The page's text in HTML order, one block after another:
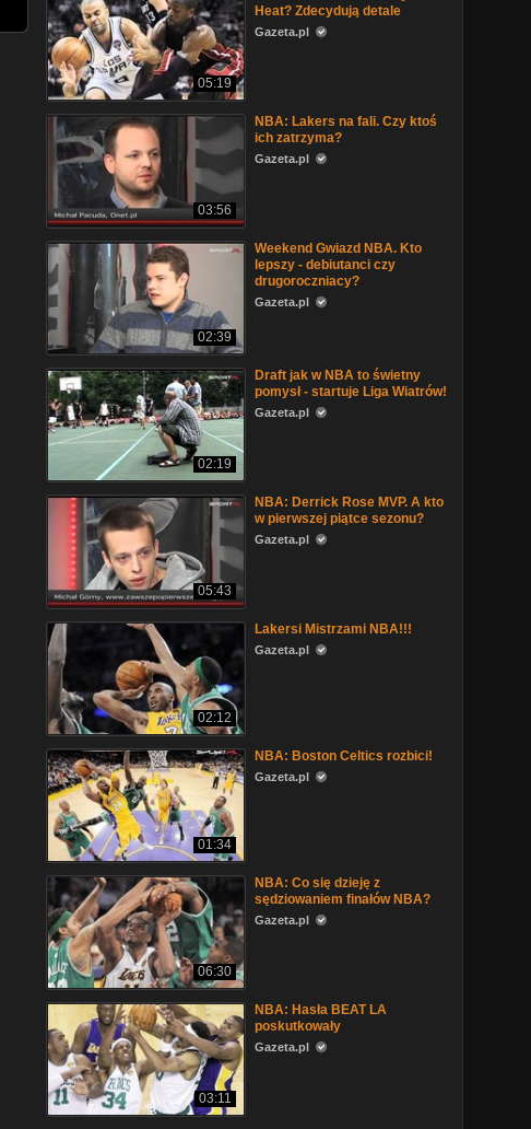
05:19
Heat? Zdecydują detale
Gazeta.pl
03:56
NBA: Lakers na fali. Czy ktoś
ich zatrzyma?
Gazeta.pl
02:39
Weekend Gwiazd NBA. Kto
lepszy - debiutanci czy
drugoroczniacy?
Gazeta.pl
02:19
Draft jak w NBA to świetny
pomysł - startuje Liga Wiatrów!
Gazeta.pl
05:43
NBA: Derrick Rose MVP. A kto
w pierwszej piątce sezonu?
Gazeta.pl
02:12
Lakersi Mistrzami NBA!!!
Gazeta.pl
01:34
NBA: Boston Celtics rozbici!
Gazeta.pl
06:30
NBA: Co się dzieję z
sędziowaniem finałów NBA?
Gazeta.pl
03:11
NBA: Hasła BEAT LA
poskutkowały
Gazeta.pl